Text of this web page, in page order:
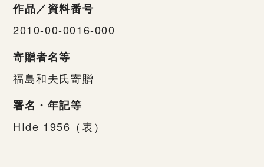
作品／資料番号
2010-00-0016-000
寄贈者名等
福島和夫氏寄贈
署名・年記等
HIde 1956（表）